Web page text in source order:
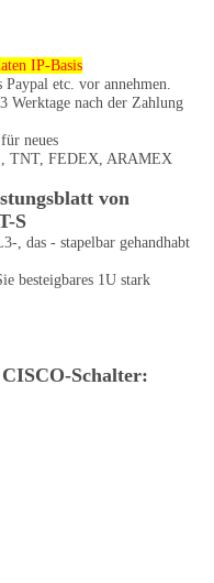
IP-Basis
etc. vor annehmen.
Werktage nach der Zahlung
neues
TNT, FEDEX, ARAMEX
von
S
, das - stapelbar gehandhabt
besteigbares 1U stark
Schalter: